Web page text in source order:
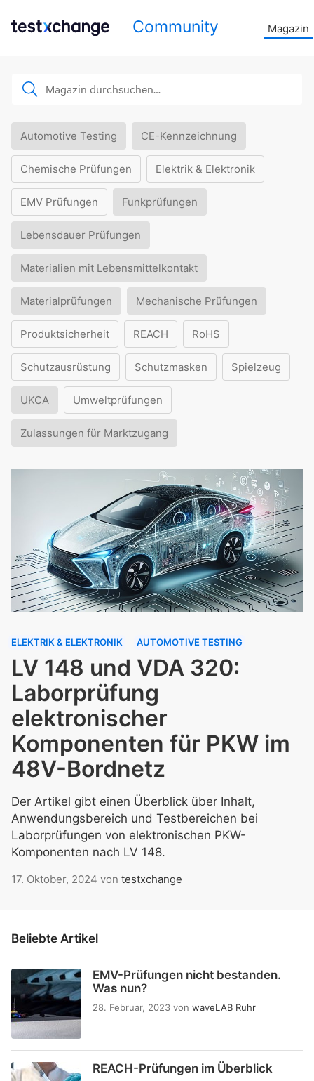
Community Magazin
Automotive Testing CE-Kennzeichnung
Chemische Prüfungen Elektrik & Elektronik
EMV Prüfungen Funkprüfungen
Lebensdauer Prüfungen
Materialien mit Lebensmittelkontakt
Materialprüfungen Mechanische Prüfungen
Produktsicherheit REACH RoHS
Schutzausrüstung Schutzmasken Spielzeug
UKCA Umweltprüfungen
Zulassungen für Marktzugang
ELEKTRIK & ELEKTRONIK AUTOMOTIVE TESTING
LV 148 und VDA 320:
Laborprüfung
elektronischer
Komponenten für PKW im
48V-Bordnetz
Der Artikel gibt einen Überblick über Inhalt,
Anwendungsbereich und Testbereichen bei
Laborprüfungen von elektronischen PKW-
Komponenten nach LV 148.
17. Oktober, 2024 von testxchange
Beliebte Artikel
EMV-Prüfungen nicht bestanden.
Was nun?
28. Februar, 2023 von waveLAB Ruhr
REACH-Prüfungen im Überblick